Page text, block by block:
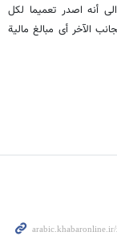
أنه اصدر تعمیما لکل
الآخر أی مبالغ مالیة